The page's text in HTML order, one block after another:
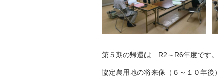
第５期の帰還は R2～R6年度です。
協定農用地の将来像（６～１０年